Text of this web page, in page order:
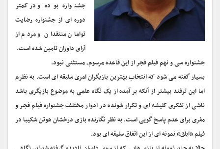
جشنواره بوده و در کمتر
دوره ای از جشنواره رضایت
توامان منتقدان و مردم از
آرای داوران تامین شده است.
جشنواره سی و نهم فیلم فجر از این قاعده مرسوم، مستثنی نبود.
بسیار گفته می شود که انتخاب بهترین بازیگران امری سلیقه ای است. به نظرم
اما این ترفند بیشتر از آنکه بر آمده از یک نگاه علمی به موضوع بازیگری باشد
ناشی از تفکری کلیشه ای و تکرار شونده در ادوار مختلف جشنواره فیلم فجر و
مفری برای عدم پاسخ گویی است. به نظر نگارنده بازی درخشان هوتن شکیبا در
فیلم «ابلق» نمونه ای از این اتفاق سلیقه ای بود.